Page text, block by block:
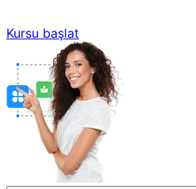
Kursu başlat